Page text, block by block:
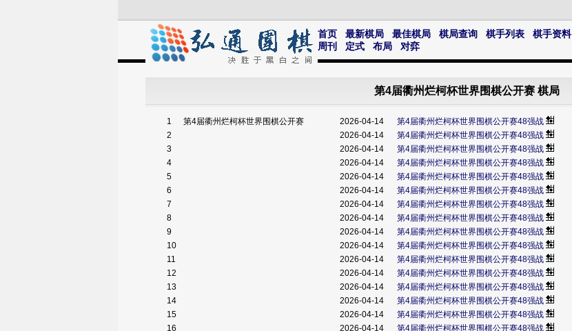
首页 最新棋局 最佳棋局 棋局查询 棋手列表 棋手资料
周刊
定式 布局 对弈
第4届衢州烂柯杯世界围棋公开赛 棋局
1 第4届衢州烂柯杯世界围棋公开赛 2026-04-14 第4届衢州烂柯杯世界围棋公开赛48强战
2
2026-04-14 第4届衢州烂柯杯世界围棋公开赛48强战
3
2026-04-14 第4届衢州烂柯杯世界围棋公开赛48强战
4
2026-04-14 第4届衢州烂柯杯世界围棋公开赛48强战
5
2026-04-14 第4届衢州烂柯杯世界围棋公开赛48强战
6
2026-04-14 第4届衢州烂柯杯世界围棋公开赛48强战
7
2026-04-14 第4届衢州烂柯杯世界围棋公开赛48强战
8
2026-04-14 第4届衢州烂柯杯世界围棋公开赛48强战
9
2026-04-14 第4届衢州烂柯杯世界围棋公开赛48强战
10
2026-04-14 第4届衢州烂柯杯世界围棋公开赛48强战
11
2026-04-14 第4届衢州烂柯杯世界围棋公开赛48强战
12
2026-04-14 第4届衢州烂柯杯世界围棋公开赛48强战
13
2026-04-14 第4届衢州烂柯杯世界围棋公开赛48强战
14
2026-04-14 第4届衢州烂柯杯世界围棋公开赛48强战
15
2026-04-14 第4届衢州烂柯杯世界围棋公开赛48强战
16
2026-04-14 第4届衢州烂柯杯世界围棋公开赛48强战